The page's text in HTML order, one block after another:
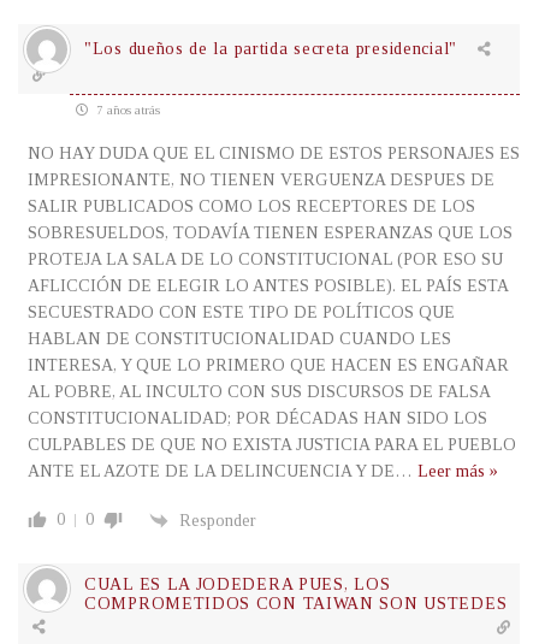
"Los dueños de la partida secreta presidencial"
7 años atrás
NO HAY DUDA QUE EL CINISMO DE ESTOS PERSONAJES ES
IMPRESIONANTE, NO TIENEN VERGUENZA DESPUES DE
SALIR PUBLICADOS COMO LOS RECEPTORES DE LOS
SOBRESUELDOS, TODAVÍA TIENEN ESPERANZAS QUE LOS
PROTEJA LA SALA DE LO CONSTITUCIONAL (POR ESO SU
AFLICCIÓN DE ELEGIR LO ANTES POSIBLE). EL PAÍS ESTA
SECUESTRADO CON ESTE TIPO DE POLÍTICOS QUE
HABLAN DE CONSTITUCIONALIDAD CUANDO LES
INTERESA, Y QUE LO PRIMERO QUE HACEN ES ENGAÑAR
AL POBRE, AL INCULTO CON SUS DISCURSOS DE FALSA
CONSTITUCIONALIDAD; POR DÉCADAS HAN SIDO LOS
CULPABLES DE QUE NO EXISTA JUSTICIA PARA EL PUEBLO
ANTE EL AZOTE DE LA DELINCUENCIA Y DE … Leer más »
0 0 Responder
CUAL ES LA JODEDERA PUES, LOS
COMPROMETIDOS CON TAIWAN SON USTEDES